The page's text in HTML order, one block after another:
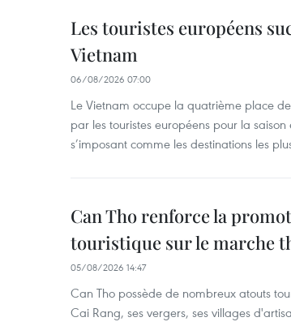
Les touristes européens
Vietnam
06/08/2026 07:00
Le Vietnam occupe la quatrième place
par les touristes européens pour la
s’imposant comme les destinations les
Can Tho renforce la
touristique sur le marche
05/08/2026 14:47
Can Tho possède de nombreux atouts
Cai Rang, ses vergers, ses villages